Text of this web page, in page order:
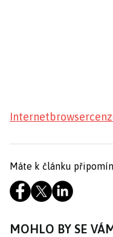
Internetbrowser
Máte k článku
MOHLO BY SE